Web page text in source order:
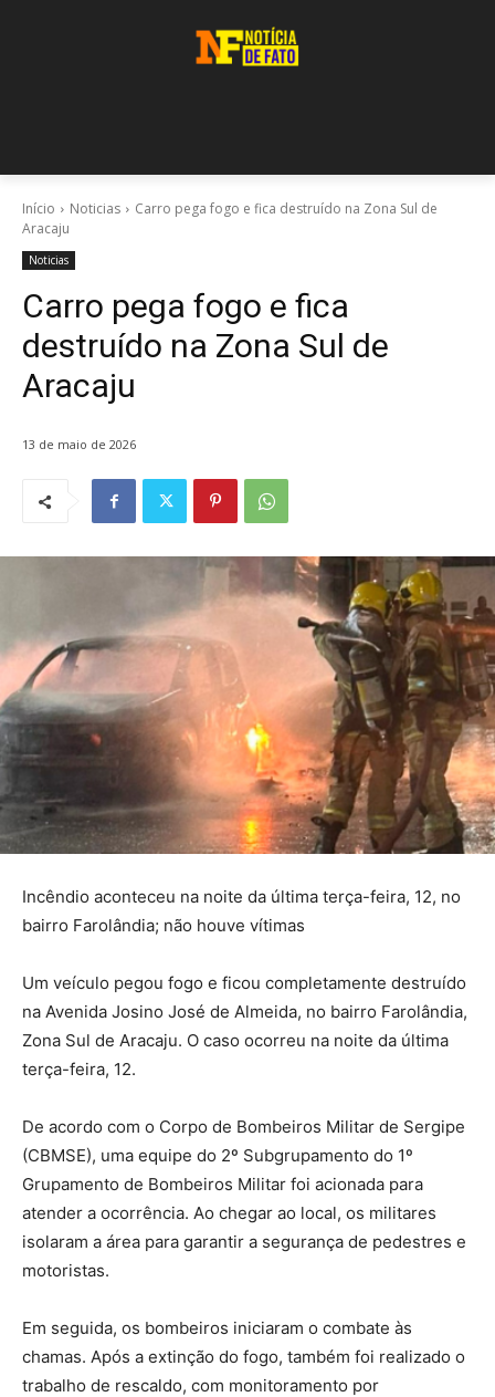
Início Noticias
Carro pega fogo e fica destruído na Zona Sul de
Aracaju
Noticias
Carro pega fogo e fica
destruído na Zona Sul de
Aracaju
13 de maio de 2026
Incêndio aconteceu na noite da última terça-feira, 12, no
bairro Farolândia; não houve vítimas
Um veículo pegou fogo e ficou completamente destruído
na Avenida Josino José de Almeida, no bairro Farolândia,
Zona Sul de Aracaju. O caso ocorreu na noite da última
terça-feira, 12.
De acordo com o Corpo de Bombeiros Militar de Sergipe
(CBMSE), uma equipe do 2º Subgrupamento do 1º
Grupamento de Bombeiros Militar foi acionada para
atender a ocorrência. Ao chegar ao local, os militares
isolaram a área para garantir a segurança de pedestres e
motoristas.
Em seguida, os bombeiros iniciaram o combate às
chamas. Após a extinção do fogo, também foi realizado o
trabalho de rescaldo, com monitoramento por